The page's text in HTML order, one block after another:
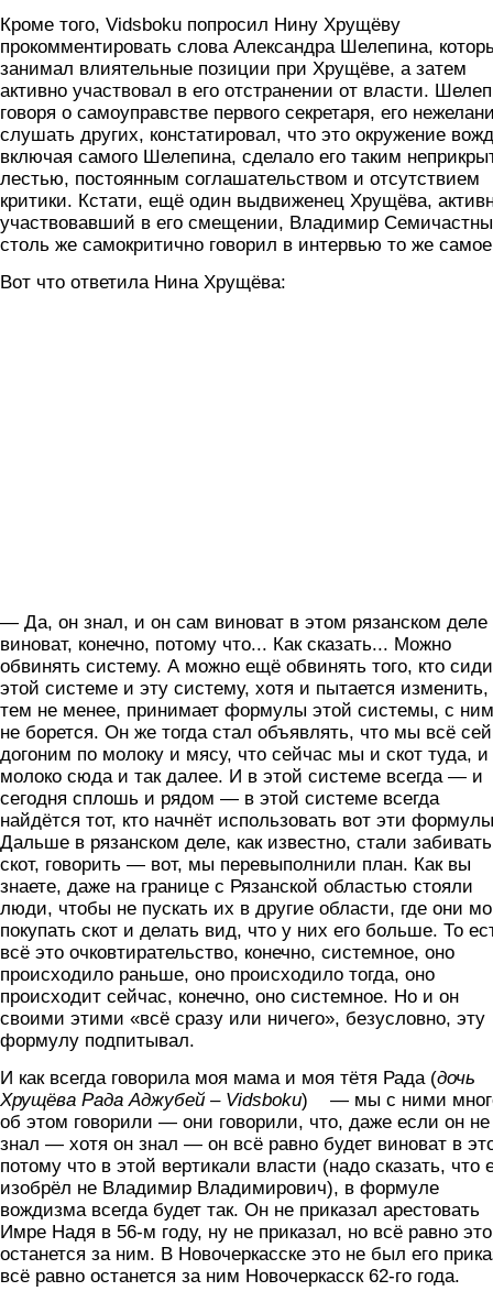
Кроме того, Vidsboku попросил Нину Хрущёву
прокомментировать слова Александра Шелепина,
занимал влиятельные позиции при Хрущёве, а затем
активно участвовал в его отстранении от власти.
говоря о самоуправстве первого секретаря, его
слушать других, констатировал, что это окружение
включая самого Шелепина, сделало его таким
лестью, постоянным соглашательством и отсутствием
критики. Кстати, ещё один выдвиженец Хрущёва,
участвовавший в его смещении, Владимир
столь же самокритично говорил в интервью то же
Вот что ответила Нина Хрущёва:
— Да, он знал, и он сам виноват в этом рязанском деле
виноват, конечно, потому что... Как сказать... Можно
обвинять систему. А можно ещё обвинять того, кто
этой системе и эту систему, хотя и пытается изменить,
тем не менее, принимает формулы этой системы, с
не борется. Он же тогда стал объявлять, что мы всё
догоним по молоку и мясу, что сейчас мы и скот туда, и
молоко сюда и так далее. И в этой системе всегда — и
сегодня сплошь и рядом — в этой системе всегда
найдётся тот, кто начнёт использовать вот эти
Дальше в рязанском деле, как известно, стали забивать
скот, говорить — вот, мы перевыполнили план. Как вы
знаете, даже на границе с Рязанской областью стояли
люди, чтобы не пускать их в другие области, где они
покупать скот и делать вид, что у них его больше. То
всё это очковтирательство, конечно, системное, оно
происходило раньше, оно происходило тогда, оно
происходит сейчас, конечно, оно системное. Но и он
своими этими «всё сразу или ничего», безусловно, эту
формулу подпитывал.
И как всегда говорила моя мама и моя тётя Рада (дочь
Хрущёва Рада Аджубей – Vidsboku) — мы с ними
об этом говорили — они говорили, что, даже если он не
знал — хотя он знал — он всё равно будет виноват в
потому что в этой вертикали власти (надо сказать, что
изобрёл не Владимир Владимирович), в формуле
вождизма всегда будет так. Он не приказал арестовать
Имре Надя в 56-м году, ну не приказал, но всё равно это
останется за ним. В Новочеркасске это не был его
всё равно останется за ним Новочеркасск 62-го года.